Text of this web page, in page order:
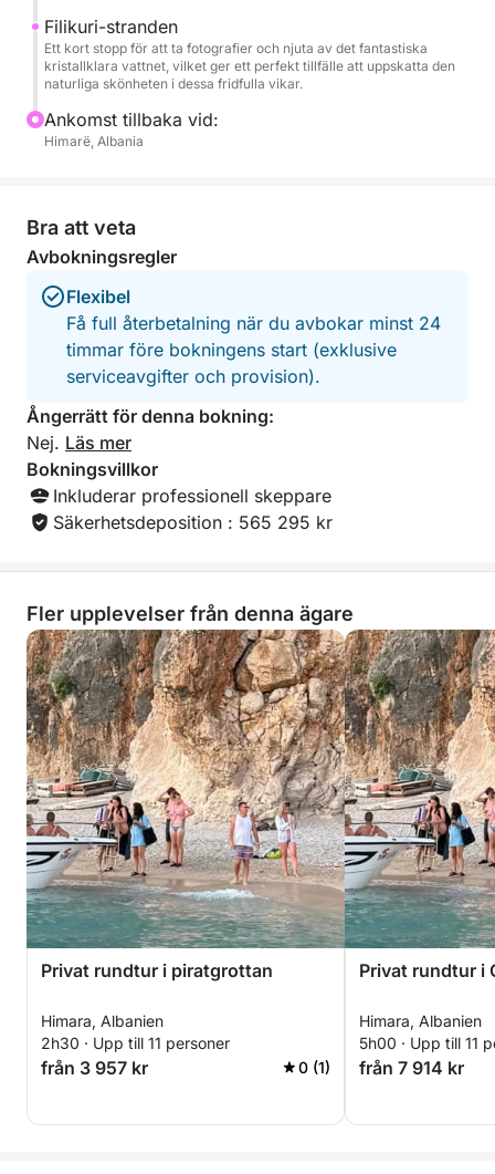
Rivieran göra resten. Detta är en kort lyxsemester
vid havet: enkel, vacker och designad för ren
sommarlycka.
Filikuri-stranden
Ett kort stopp för att ta fotografier och njuta av det fantastiska
kristallklara vattnet, vilket ger ett perfekt tillfälle att uppskatta den
naturliga skönheten i dessa fridfulla vikar.
Ankomst tillbaka vid:
Himarë, Albania
Bra att veta
Avbokningsregler
Flexibel
Få full återbetalning när du avbokar minst 24
timmar före bokningens start (exklusive
serviceavgifter och provision).
Ångerrätt för denna bokning:
Nej. Läs mer
Bokningsvillkor
Inkluderar professionell skeppare
Säkerhetsdeposition : 565 295 kr
Fler upplevelser från denna ägare
Privat rundtur i piratgrottan
Himara, Albanien
2h30 · Upp till 11 personer
från 3 957 kr 0 (1)
Privat rundtur i
Himara, Albanien
5h00 · Upp till 11
från 7 914 kr